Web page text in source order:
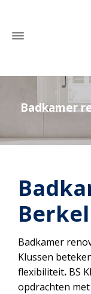
Badkamer
Badkamer
Klussen
flexibiliteit. BS
opdrachten